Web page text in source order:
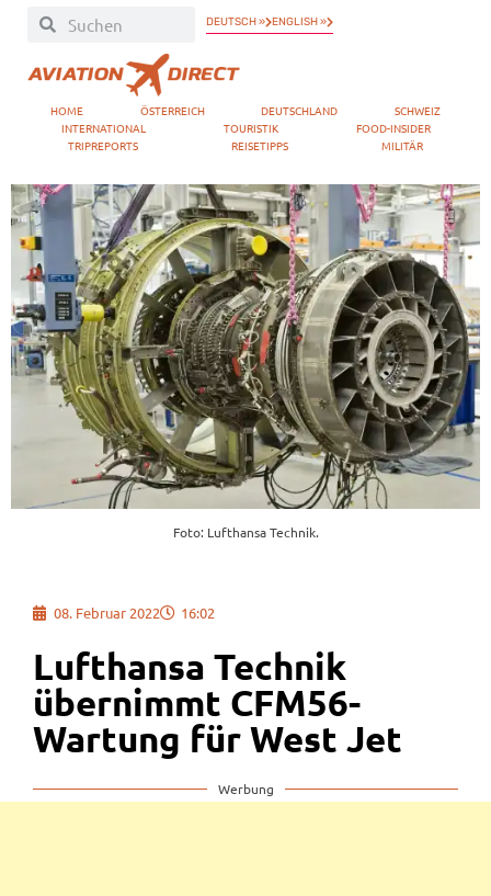
DEUTSCH » ENGLISH »
HOME ÖSTERREICH DEUTSCHLAND
SCHWEIZ
INTERNATIONAL
TOURISTIK
FOOD-INSIDER
TRIPREPORTS
REISETIPPS MILITÄR
Foto: Lufthansa Technik.
08. Februar 2022 16:02
Lufthansa Technik
übernimmt CFM56-
Wartung für West Jet
Werbung